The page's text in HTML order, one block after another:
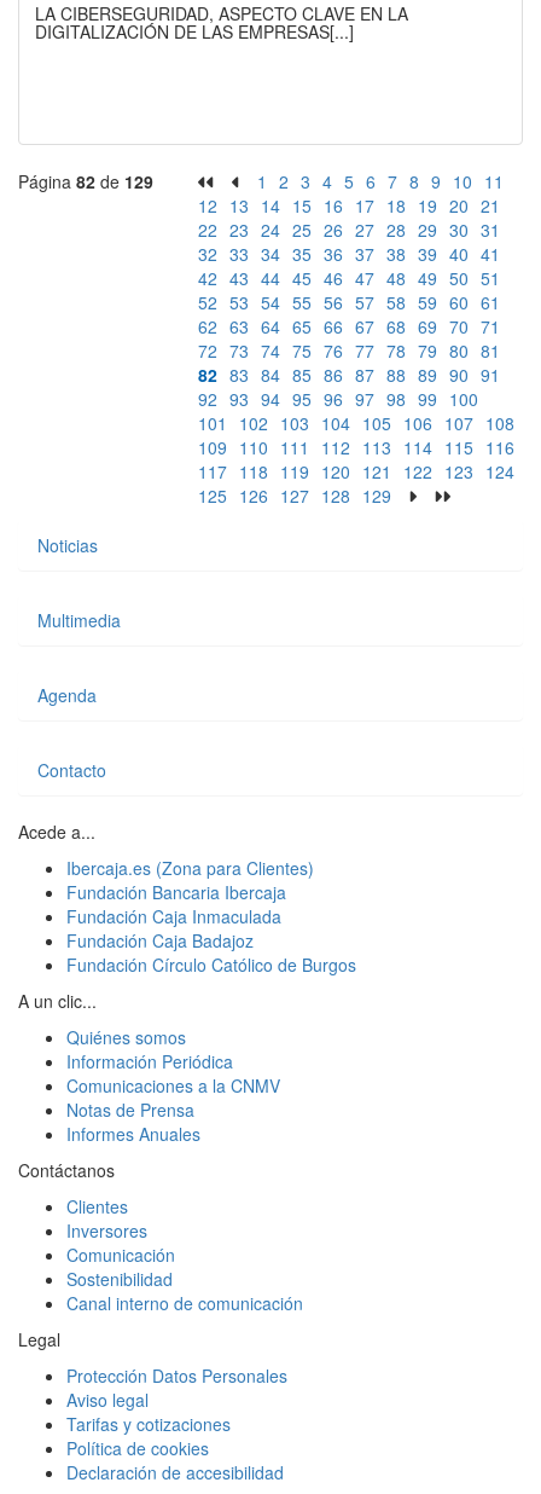
LA CIBERSEGURIDAD, ASPECTO CLAVE EN LA
DIGITALIZACIÓN DE LAS EMPRESAS[...]
Página 82 de 129 1 2 3 4 5 6 7 8 9 10 11
12 13 14 15 16 17 18 19 20 21
22 23 24 25 26 27 28 29 30 31
32 33 34 35 36 37 38 39 40 41
42 43 44 45 46 47 48 49 50 51
52 53 54 55 56 57 58 59 60 61
62 63 64 65 66 67 68 69 70 71
72 73 74 75 76 77 78 79 80 81
82 83 84 85 86 87 88 89 90 91
92 93 94 95 96 97 98 99 100
101
102 103 104 105 106 107 108
109 110 111 112 113 114 115 116
117 118 119 120 121 122 123 124
125 126 127 128 129
Noticias
Multimedia
Agenda
Contacto
Acede a...
Ibercaja.es (Zona para Clientes)
Fundación Bancaria Ibercaja
Fundación Caja Inmaculada
Fundación Caja Badajoz
Fundación Círculo Católico de Burgos
A un clic...
Quiénes somos
Información Periódica
Comunicaciones a la CNMV
Notas de Prensa
Informes Anuales
Contáctanos
Clientes
Inversores
Comunicación
Sostenibilidad
Canal interno de comunicación
Legal
Protección Datos Personales
Aviso legal
Tarifas y cotizaciones
Política de cookies
Declaración de accesibilidad